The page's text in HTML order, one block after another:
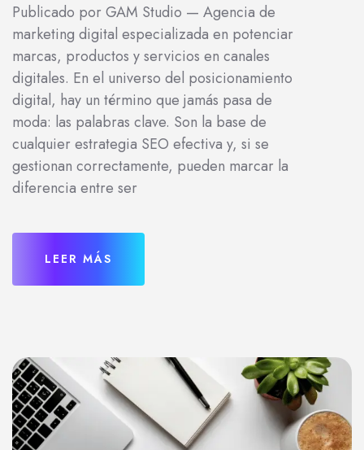
Publicado por GAM Studio — Agencia de
marketing digital especializada en potenciar
marcas, productos y servicios en canales
digitales. En el universo del posicionamiento
digital, hay un término que jamás pasa de
moda: las palabras clave. Son la base de
cualquier estrategia SEO efectiva y, si se
gestionan correctamente, pueden marcar la
diferencia entre ser
LEER MÁS